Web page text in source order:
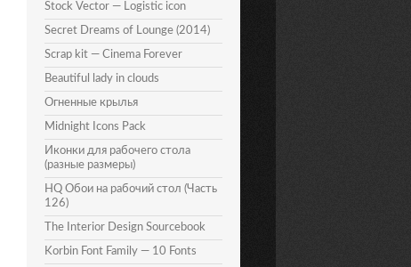
Stock Vector — Logistic icon
Secret Dreams of Lounge (2014)
Scrap kit — Cinema Forever
Beautiful lady in clouds
Огненные крылья
Midnight Icons Pack
Иконки для рабочего стола
(разные размеры)
HQ Обои на рабочий стол (Часть
126)
The Interior Design Sourcebook
Korbin Font Family — 10 Fonts